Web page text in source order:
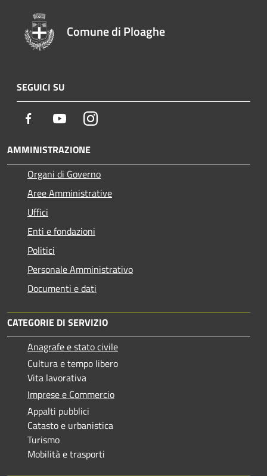
Comune di Ploaghe
SEGUICI SU
Facebook YoutubeInstagram
AMMINISTRAZIONE
Organi di Governo
Aree Amministrative
Uffici
Enti e fondazioni
Politici
Personale Amministrativo
Documenti e dati
CATEGORIE DI SERVIZIO
Anagrafe e stato civile
Cultura e tempo libero
Vita lavorativa
Imprese e Commercio
Appalti pubblici
Catasto e urbanistica
Turismo
Mobilità e trasporti